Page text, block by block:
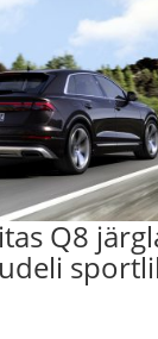
Q8